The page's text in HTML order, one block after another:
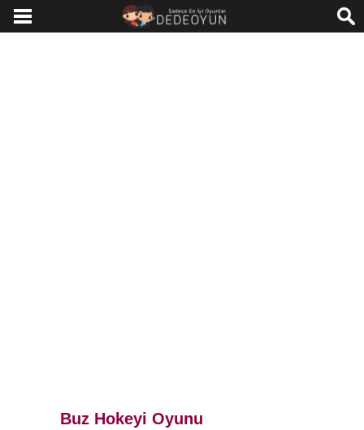
Buz Hokeyi Oyunu